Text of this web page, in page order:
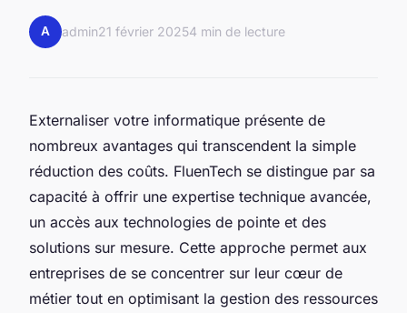
A admin21 février 20254 min de lecture
Externaliser votre informatique présente de
nombreux avantages qui transcendent la simple
réduction des coûts. FluenTech se distingue par sa
capacité à offrir une expertise technique avancée,
un accès aux technologies de pointe et des
solutions sur mesure. Cette approche permet aux
entreprises de se concentrer sur leur cœur de
métier tout en optimisant la gestion des ressources